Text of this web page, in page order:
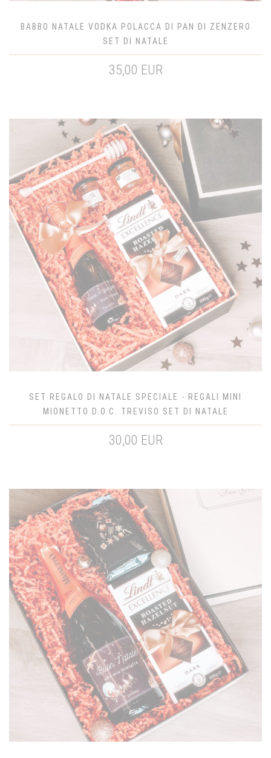
BABBO NATALE VODKA POLACCA DI PAN DI ZENZERO
SET DI NATALE
35,00 EUR
SET REGALO DI NATALE SPECIALE - REGALI MINI
MIONETTO D.O.C. TREVISO SET DI NATALE
30,00 EUR